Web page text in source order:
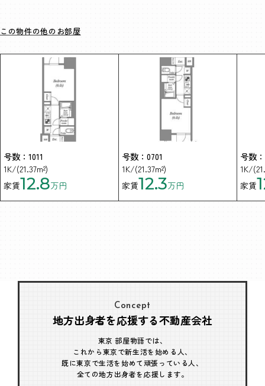
この物件の他のお部屋
号数：1011
1K/(21.37m²)
家賃12.8万円
号数：0701
1K/(21.37m²)
家賃12.3万円
号数
1K/
家賃
Concept
地方出身者を応援する不動産会社
東京 部屋物語では、
これから東京で新生活を始める人、
既に東京で生活を始めて頑張っている人、
全ての地方出身者を応援します。